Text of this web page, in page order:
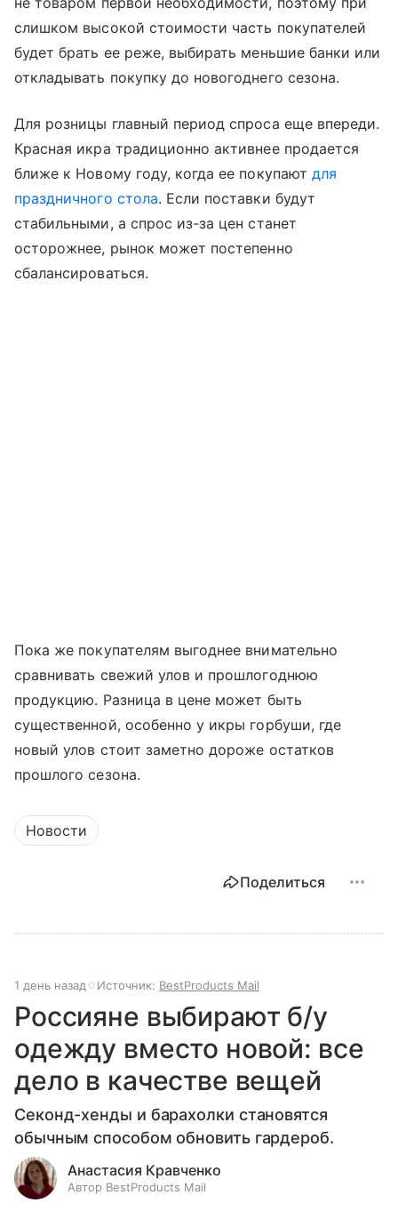
слишком высокой стоимости часть покупателей
будет брать ее реже, выбирать меньшие банки или
откладывать покупку до новогоднего сезона.
Для розницы главный период спроса еще впереди.
Красная икра традиционно активнее продается
ближе к Новому году, когда ее покупают для
праздничного стола. Если поставки будут
стабильными, а спрос из-за цен станет
осторожнее, рынок может постепенно
сбалансироваться.
Пока же покупателям выгоднее внимательно
сравнивать свежий улов и прошлогоднюю
продукцию. Разница в цене может быть
существенной, особенно у икры горбуши, где
новый улов стоит заметно дороже остатков
прошлого сезона.
Новости
Поделиться
1 день назад Источник: BestProducts Mail
Россияне выбирают б/у
одежду вместо новой: все
дело в качестве вещей
Секонд-хенды и барахолки становятся
обычным способом обновить гардероб.
Анастасия Кравченко
Автор BestProducts Mail